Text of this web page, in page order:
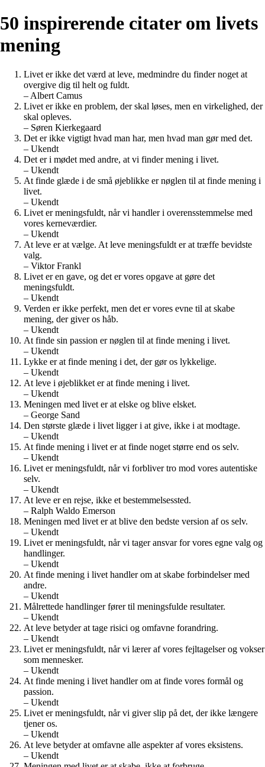
50 inspirerende citater om livets
mening
Livet er ikke det værd at leve, medmindre du finder noget at
overgive dig til helt og fuldt.
– Albert Camus
Livet er ikke en problem, der skal løses, men en virkelighed, der
skal opleves.
– Søren Kierkegaard
Det er ikke vigtigt hvad man har, men hvad man gør med det.
– Ukendt
Det er i mødet med andre, at vi finder mening i livet.
– Ukendt
At finde glæde i de små øjeblikke er nøglen til at finde mening i
livet.
– Ukendt
Livet er meningsfuldt, når vi handler i overensstemmelse med
vores kerneværdier.
– Ukendt
At leve er at vælge. At leve meningsfuldt er at træffe bevidste
valg.
– Viktor Frankl
Livet er en gave, og det er vores opgave at gøre det
meningsfuldt.
– Ukendt
Verden er ikke perfekt, men det er vores evne til at skabe
mening, der giver os håb.
– Ukendt
At finde sin passion er nøglen til at finde mening i livet.
– Ukendt
Lykke er at finde mening i det, der gør os lykkelige.
– Ukendt
At leve i øjeblikket er at finde mening i livet.
– Ukendt
Meningen med livet er at elske og blive elsket.
– George Sand
Den største glæde i livet ligger i at give, ikke i at modtage.
– Ukendt
At finde mening i livet er at finde noget større end os selv.
– Ukendt
Livet er meningsfuldt, når vi forbliver tro mod vores autentiske
selv.
– Ukendt
At leve er en rejse, ikke et bestemmelsessted.
– Ralph Waldo Emerson
Meningen med livet er at blive den bedste version af os selv.
– Ukendt
Livet er meningsfuldt, når vi tager ansvar for vores egne valg og
handlinger.
– Ukendt
At finde mening i livet handler om at skabe forbindelser med
andre.
– Ukendt
Målrettede handlinger fører til meningsfulde resultater.
– Ukendt
At leve betyder at tage risici og omfavne forandring.
– Ukendt
Livet er meningsfuldt, når vi lærer af vores fejltagelser og vokser
som mennesker.
– Ukendt
At finde mening i livet handler om at finde vores formål og
passion.
– Ukendt
Livet er meningsfuldt, når vi giver slip på det, der ikke længere
tjener os.
– Ukendt
At leve betyder at omfavne alle aspekter af vores eksistens.
– Ukendt